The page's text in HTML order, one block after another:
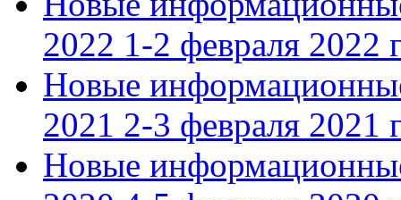
2022 1-2 февраля 2022
Новые
2021 2-3 февраля 2021
Новые